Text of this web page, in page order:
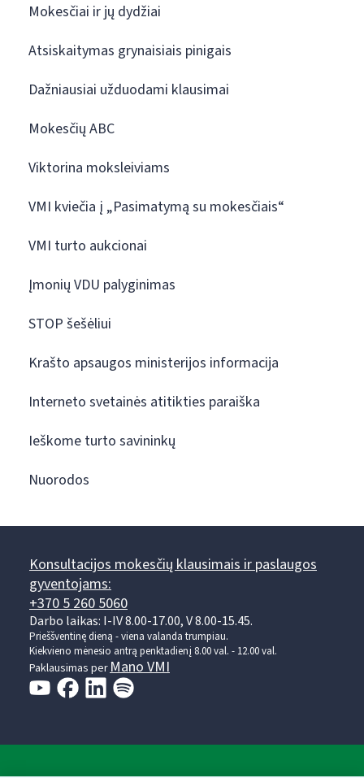
Mokesčiai ir jų dydžiai
Atsiskaitymas grynaisiais pinigais
Dažniausiai užduodami klausimai
Mokesčių ABC
Viktorina moksleiviams
VMI kviečia į „Pasimatymą su mokesčiais“
VMI turto aukcionai
Įmonių VDU palyginimas
STOP šešėliui
Krašto apsaugos ministerijos informacija
Interneto svetainės atitikties paraiška
Ieškome turto savininkų
Nuorodos
Konsultacijos mokesčių klausimais ir paslaugos
gyventojams:
+370 5 260 5060
Darbo laikas: I-IV 8.00-17.00, V 8.00-15.45.
Prieššventinę dieną - viena valanda trumpiau.
Kiekvieno mėnesio antrą penktadienį 8.00 val. - 12.00 val.
Paklausimas per Mano VMI